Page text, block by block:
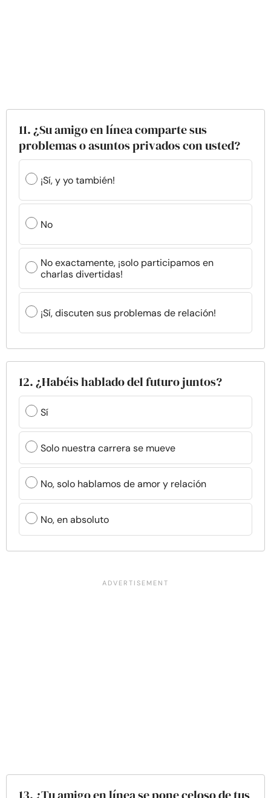
11. ¿Su amigo en línea comparte sus
problemas o asuntos privados con usted?
¡Sí, y yo también!
No
No exactamente, ¡solo participamos en
charlas divertidas!
¡Sí, discuten sus problemas de relación!
12. ¿Habéis hablado del futuro juntos?
Sí
Solo nuestra carrera se mueve
No, solo hablamos de amor y relación
No, en absoluto